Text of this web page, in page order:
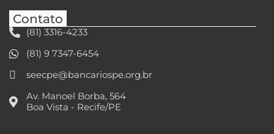
Contato
(81) 3316-4233
(81) 9 7347-6454
seecpe@bancariospe.org.br
Av. Manoel Borba, 564
Boa Vista - Recife/PE